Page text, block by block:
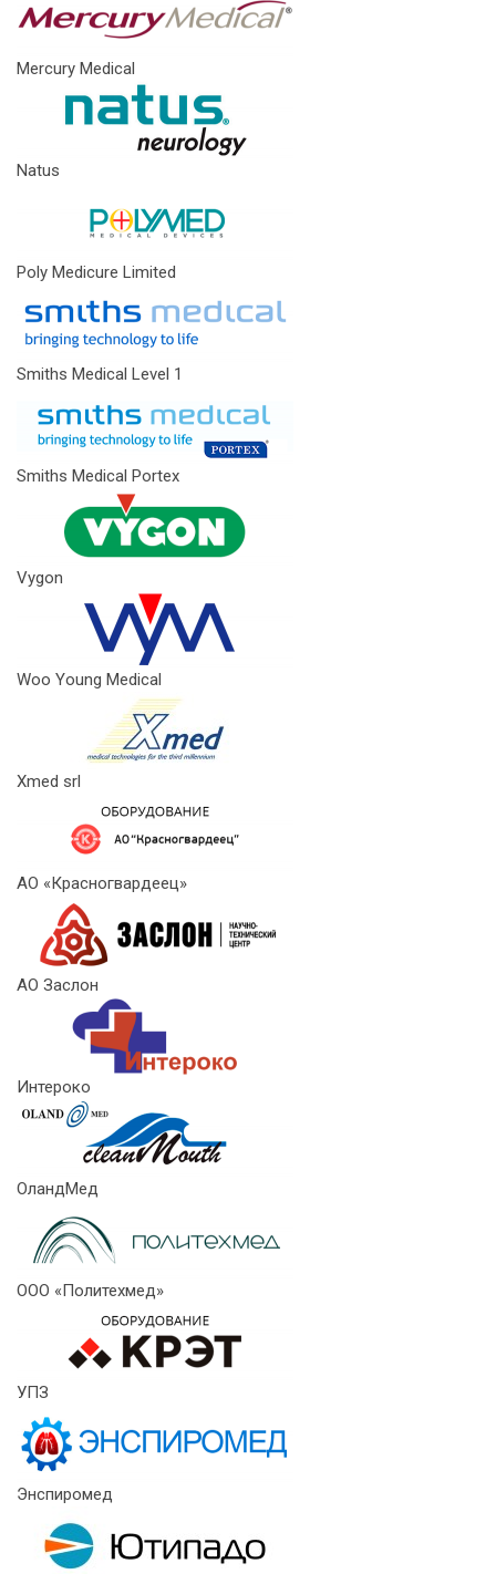
Mercury Medical
Natus
Poly Medicure Limited
Smiths Medical Level 1
Smiths Medical Portex
Vygon
Woo Young Medical
Xmed srl
АО «Красногвардеец»
АО Заслон
Интероко
ОландМед
ООО «Политехмед»
УПЗ
Энспиромед